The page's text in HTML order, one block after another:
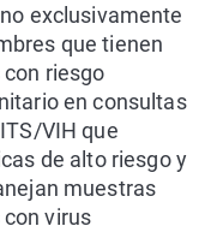
exclusivamente
que tienen
riesgo
en consultas
VIH que
de alto riesgo y
muestras
virus